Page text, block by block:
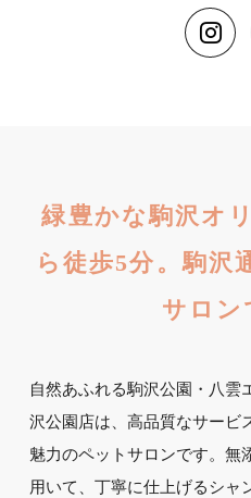
緑豊かな駒沢オ
ら徒歩5分。駒沢
サロン
自然あふれる駒沢公園・八雲
沢公園店は、高品質なサービ
魅力のペットサロンです。無
用いて、丁寧に仕上げるシャ